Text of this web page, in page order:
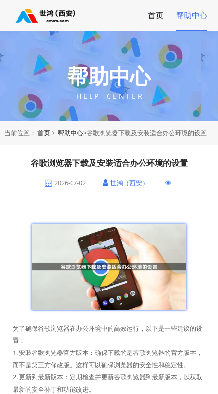
首页 帮助中心
帮助中心
H E L P C E N T E R
当前位置： 首页> 帮助中心>谷歌浏览器下载及安装适合办公环境的设置
谷歌浏览器下载及安装适合办公环境的设置
2026-07-02 世鸿（西安）
为了确保谷歌浏览器在办公环境中的高效运行，以下是一些建议的设
置：
1. 安装谷歌浏览器官方版本：确保下载的是谷歌浏览器的官方版本，
而不是第三方修改版。这样可以确保浏览器的安全性和稳定性。
2. 更新到最新版本：定期检查并更新谷歌浏览器到最新版本，以获取
最新的安全补丁和功能改进。